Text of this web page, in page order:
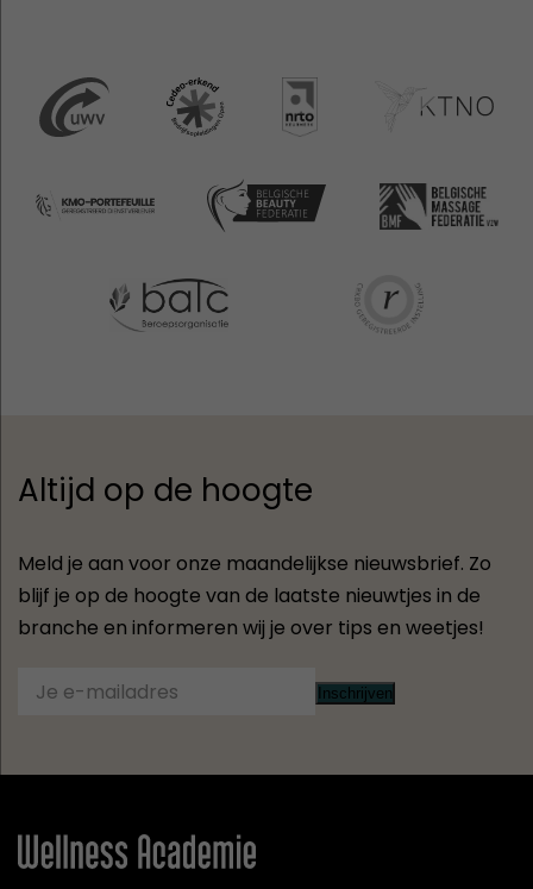
Altijd op de hoogte
Meld je aan voor onze maandelijkse nieuwsbrief. Zo
blijf je op de hoogte van de laatste nieuwtjes in de
branche en informeren wij je over tips en weetjes!
Inschrijven